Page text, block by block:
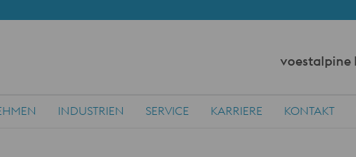
voestalpine
INDUSTRIEN SERVICE KARRIERE KONTAKT